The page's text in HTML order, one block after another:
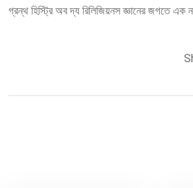
গ্রন্থ হিস্ট্রি অব দ্য রিলিজিয়নস জ্ঞানের জগতে এক